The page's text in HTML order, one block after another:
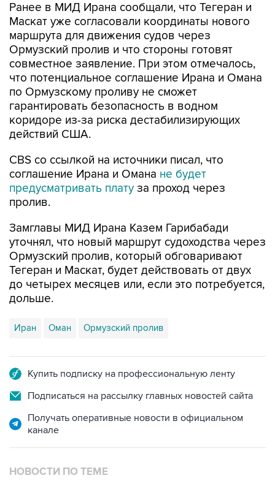
Ранее в МИД Ирана сообщали, что Тегеран и
Маскат уже согласовали координаты нового
маршрута для движения судов через
Ормузский пролив и что стороны готовят
совместное заявление. При этом отмечалось,
что потенциальное соглашение Ирана и Омана
по Ормузскому проливу не сможет
гарантировать безопасность в водном
коридоре из-за риска дестабилизирующих
действий США.
CBS со ссылкой на источники писал, что
соглашение Ирана и Омана не будет
предусматривать плату за проход через
пролив.
Замглавы МИД Ирана Казем Гарибабади
уточнял, что новый маршрут судоходства через
Ормузский пролив, который обговаривают
Тегеран и Маскат, будет действовать от двух
до четырех месяцев или, если это потребуется,
дольше.
Иран Оман Ормузский пролив
Купить подписку на профессиональную ленту
Подписаться на рассылку главных новостей сайта
Получать оперативные новости в официальном
канале
НОВОСТИ ПО ТЕМЕ